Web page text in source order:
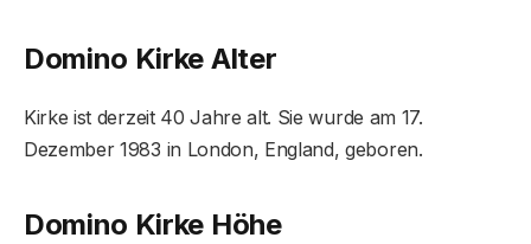
Domino Kirke Alter
Kirke ist derzeit 40 Jahre alt. Sie wurde am 17.
Dezember 1983 in London, England, geboren.
Domino Kirke Höhe